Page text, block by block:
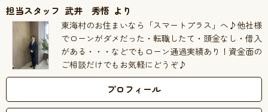
担当スタッフ 武井 秀悟 より
東海村のお住まいなら「スマートプラス」へ♪他社様
でローンがダメだった・転職したて・頭金なし・借入
がある・・・などでもローン通過実績あり！資金面の
ご相談だけでもお気軽にどうぞ♪
プロフィール